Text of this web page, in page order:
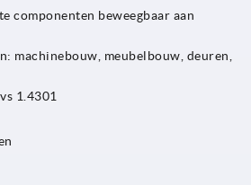
componenten beweegbaar aan
machinebouw, meubelbouw, deuren,
1.4301